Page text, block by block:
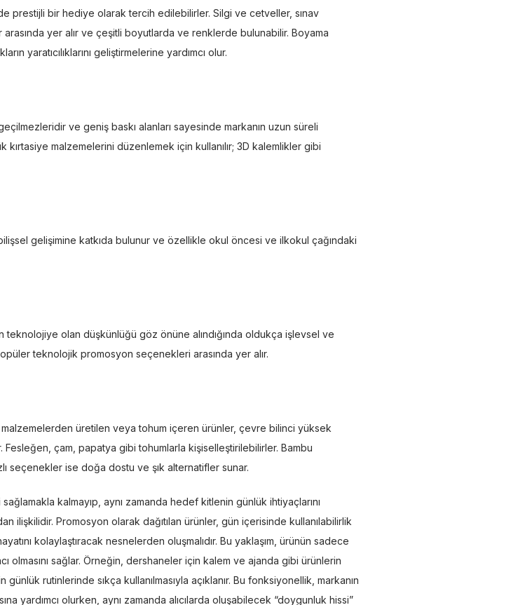
prestijli bir hediye olarak tercih edilebilirler. Silgi ve cetveller, sınav
yer alır ve çeşitli boyutlarda ve renklerde bulunabilir. Boyama
yaratıcılıklarını geliştirmelerine yardımcı olur.
ve geniş baskı alanları sayesinde markanın uzun süreli
malzemelerini düzenlemek için kullanılır; 3D kalemlikler gibi
gelişimine katkıda bulunur ve özellikle okul öncesi ve ilkokul çağındaki
olan düşkünlüğü göz önüne alındığında oldukça işlevsel ve
teknolojik promosyon seçenekleri arasında yer alır.
üretilen veya tohum içeren ürünler, çevre bilinci yüksek
çam, papatya gibi tohumlarla kişiselleştirilebilirler. Bambu
seçenekler ise doğa dostu ve şık alternatifler sunar.
kalmayıp, aynı zamanda hedef kitlenin günlük ihtiyaçlarını
ilişkilidir. Promosyon olarak dağıtılan ürünler, gün içerisinde kullanılabilirlik
kolaylaştıracak nesnelerden oluşmalıdır. Bu yaklaşım, ürünün sadece
olmasını sağlar. Örneğin, dershaneler için kalem ve ajanda gibi ürünlerin
rutinlerinde sıkça kullanılmasıyla açıklanır. Bu fonksiyonellik, markanın
yardımcı olurken, aynı zamanda alıcılarda oluşabilecek “doygunluk hissi”